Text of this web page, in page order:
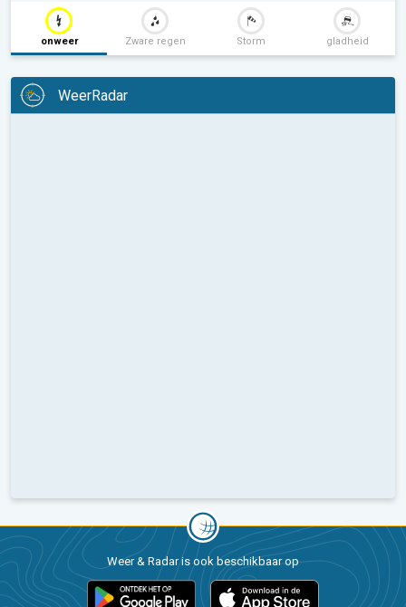
onweer Zware regen Storm gladheid
WeerRadar
Weer & Radar is ook beschikbaar op